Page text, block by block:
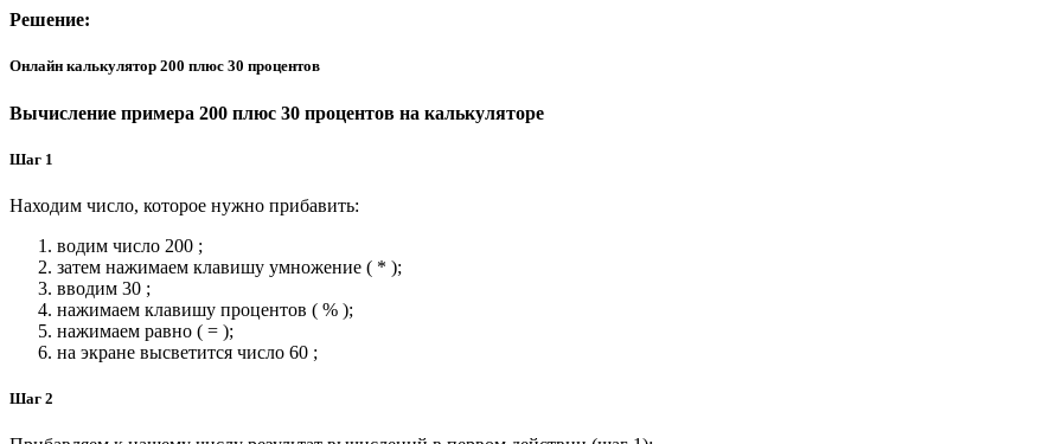
Решение:
Онлайн калькулятор 200 плюс 30 процентов
Вычисление примера 200 плюс 30 процентов на калькуляторе
Шаг 1
Находим число, которое нужно прибавить:
водим число 200 ;
затем нажимаем клавишу умножение ( * );
вводим 30 ;
нажимаем клавишу процентов ( % );
нажимаем равно ( = );
на экране высветится число 60 ;
Шаг 2